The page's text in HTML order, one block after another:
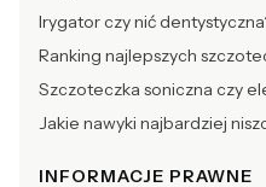
Irygator czy nić
Ranking najlepszych
Szczoteczka soniczna czy
Jakie nawyki najbardziej
INFORMACJE PRAWNE